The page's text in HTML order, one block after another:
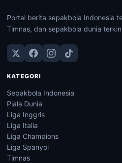
Portal berita sepakbola Indonesia
Timnas, dan sepakbola dunia
KATEGORI
Sepakbola Indonesia
Piala Dunia
Liga Inggris
Liga Italia
Liga Champions
Liga Spanyol
Timnas